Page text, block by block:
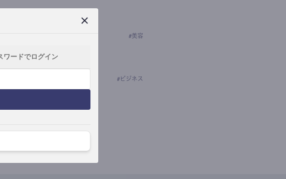
ワードでログイン
つなつ（化粧品・皮膚科学の研究者）
#美容
ｶﾗSaaS
# ビジネス